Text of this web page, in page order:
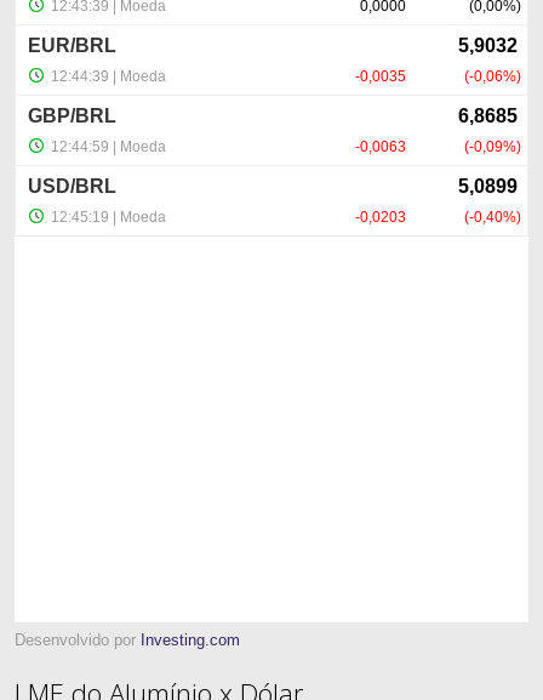
Desenvolvido por Investing.com
LME do Alumínio x Dólar